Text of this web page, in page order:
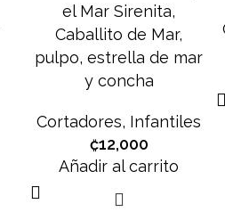
el Mar Sirenita,
Caballito de Mar,
pulpo, estrella de mar
y concha
Cortadores, Infantiles
₡12,000
Añadir al carrito